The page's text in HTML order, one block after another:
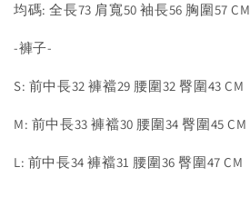
均碼: 全長73 肩寬50 袖長56 胸圍57 CM
-褲子-
S: 前中長32 褲襠29 腰圍32 臀圍43 CM
M: 前中長33 褲襠30 腰圍34 臀圍45 CM
L: 前中長34 褲襠31 腰圍36 臀圍47 CM